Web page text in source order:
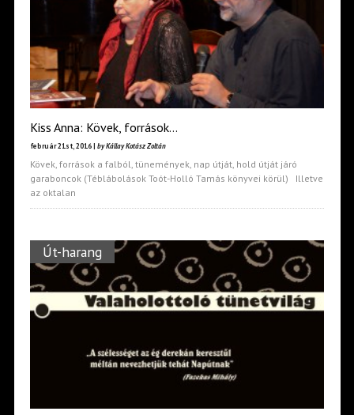
Kiss Anna: Kövek, források…
február 21st, 2016 | by Kállay Kotász Zoltán
Kövek, források a falból, tünemények, nap útját, hold útját járó
garaboncok (Téblábolások Toót-Holló Tamás könyvei körül) Illetve
az oktalan
Út-harang